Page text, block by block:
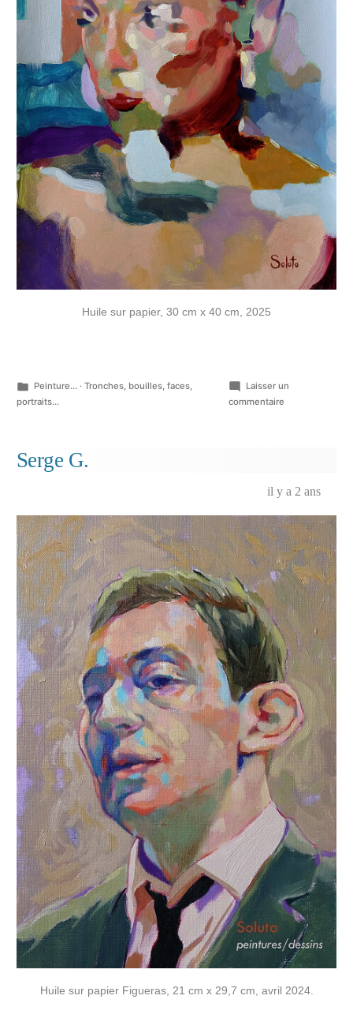
Huile sur papier, 30 cm x 40 cm, 2025
Publié
dans
Peinture... · Tronches, bouilles, faces,
portraits...
Laisser un
commentaire
Serge G.
il y a 2 ans
Huile sur papier Figueras, 21 cm x 29,7 cm, avril 2024.